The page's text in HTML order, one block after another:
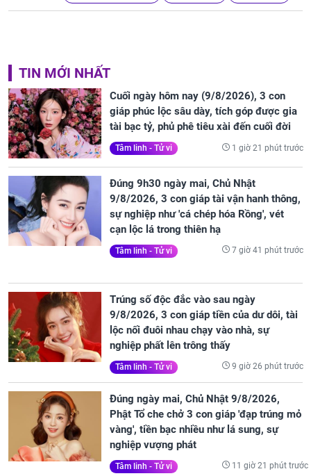
TIN MỚI NHẤT
Cuối ngày hôm nay (9/8/2026), 3 con
giáp phúc lộc sâu dày, tích góp được gia
tài bạc tỷ, phủ phê tiêu xài đến cuối đời
Tâm linh - Tử vi 1 giờ 21 phút trước
Đúng 9h30 ngày mai, Chủ Nhật
9/8/2026, 3 con giáp tài vận hanh thông,
sự nghiệp như 'cá chép hóa Rồng', vét
cạn lộc lá trong thiên hạ
Tâm linh - Tử vi 7 giờ 41 phút trước
Trúng số độc đắc vào sau ngày
9/8/2026, 3 con giáp tiền của dư dôi, tài
lộc nối đuôi nhau chạy vào nhà, sự
nghiệp phất lên trông thấy
Tâm linh - Tử vi 9 giờ 26 phút trước
Đúng ngày mai, Chủ Nhật 9/8/2026,
Phật Tổ che chở 3 con giáp 'đạp trúng mỏ
vàng', tiền bạc nhiều như lá sung, sự
nghiệp vượng phát
Tâm linh - Tử vi 11 giờ 21 phút trước